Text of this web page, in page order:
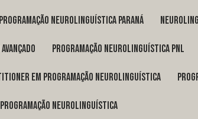
programação neurolinguística Paraná
programação neurolinguística pnl
em programação neurolinguística
programação neurolinguística